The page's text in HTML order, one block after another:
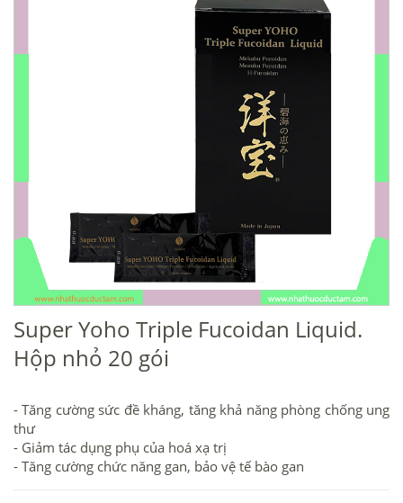
Super Yoho Triple Fucoidan Liquid.
Hộp nhỏ 20 gói
- Tăng cường sức đề kháng, tăng khả năng phòng chống ung
thư
- Giảm tác dụng phụ của hoá xạ trị
- Tăng cường chức năng gan, bảo vệ tế bào gan